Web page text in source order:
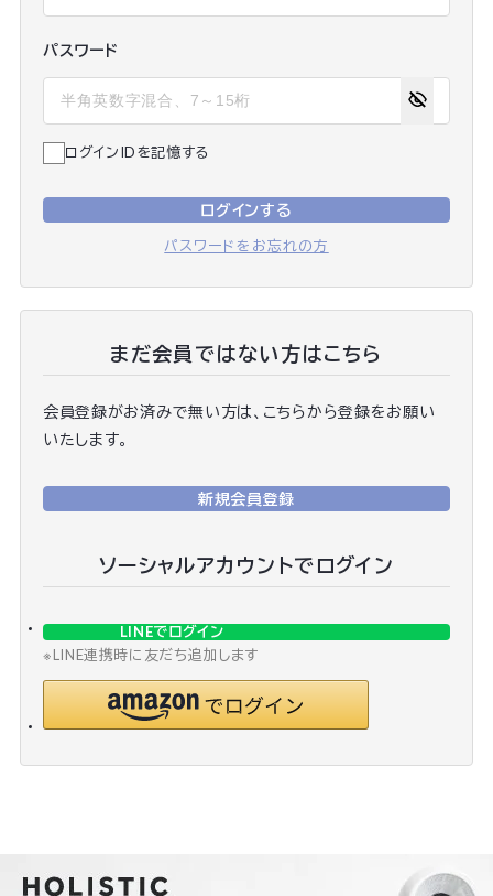
パスワード
ログインIDを記憶する
ログインする
パスワードをお忘れの方
まだ会員ではない方はこちら
会員登録がお済みで無い方は、こちらから登録をお願い
いたします。
新規会員登録
ソーシャルアカウントでログイン
LINEでログイン
※LINE連携時に友だち追加します